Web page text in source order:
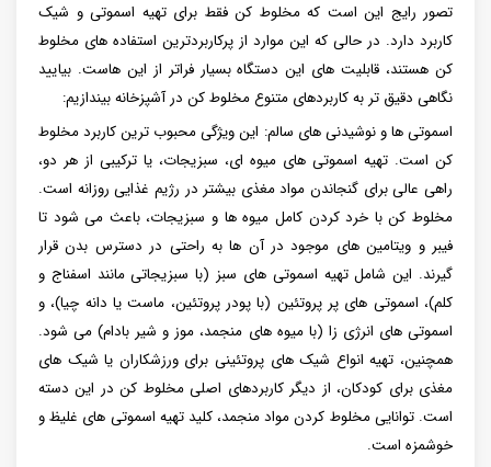
تصور رایج این است که مخلوط کن فقط برای تهیه اسموتی و شیک
کاربرد دارد. در حالی که این موارد از پرکاربردترین استفاده های مخلوط
کن هستند، قابلیت های این دستگاه بسیار فراتر از این هاست. بیایید
نگاهی دقیق تر به کاربردهای متنوع مخلوط کن در آشپزخانه بیندازیم:
اسموتی ها و نوشیدنی های سالم: این ویژگی محبوب ترین کاربرد مخلوط
کن است. تهیه اسموتی های میوه ای، سبزیجات، یا ترکیبی از هر دو،
راهی عالی برای گنجاندن مواد مغذی بیشتر در رژیم غذایی روزانه است.
مخلوط کن با خرد کردن کامل میوه ها و سبزیجات، باعث می شود تا
فیبر و ویتامین های موجود در آن ها به راحتی در دسترس بدن قرار
گیرند. این شامل تهیه اسموتی های سبز (با سبزیجاتی مانند اسفناج و
کلم)، اسموتی های پر پروتئین (با پودر پروتئین، ماست یا دانه چیا)، و
اسموتی های انرژی زا (با میوه های منجمد، موز و شیر بادام) می شود.
همچنین، تهیه انواع شیک های پروتئینی برای ورزشکاران یا شیک های
مغذی برای کودکان، از دیگر کاربردهای اصلی مخلوط کن در این دسته
است. توانایی مخلوط کردن مواد منجمد، کلید تهیه اسموتی های غلیظ و
خوشمزه است.